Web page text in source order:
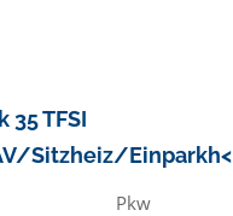
35 TFSI
Sitzheiz/Einparkh<
Pkw